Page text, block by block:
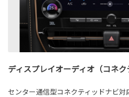
ディスプレイオーディオ（コネ
センター通信型コネクティッドナビ